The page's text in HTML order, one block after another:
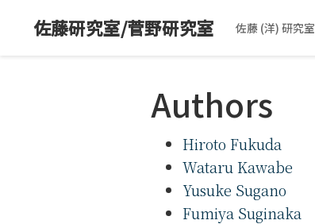
佐藤研究室/菅野研究室 佐藤 (洋) 研究室
Authors
Hiroto Fukuda
Wataru Kawabe
Yusuke Sugano
Fumiya Suginaka